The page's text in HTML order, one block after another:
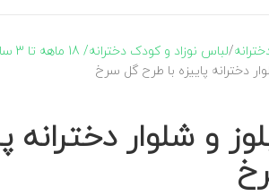
لباس نوزاد و کودک دخترانه/ 18 ماهه تا 3 ساله
دخترانه پاییزه با طرح گل سرخ
و شلوار دخترانه